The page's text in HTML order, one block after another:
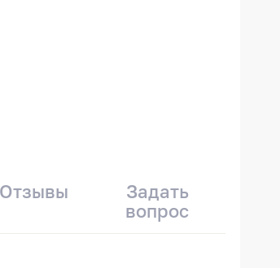
Отзывы
Задать
вопрос